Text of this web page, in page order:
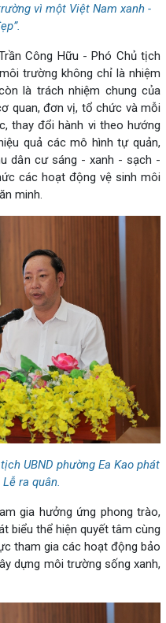
vì một Việt Nam xanh -
Công Hữu - Phó Chủ tịch
trường không chỉ là nhiệm
là trách nhiệm chung của
quan, đơn vị, tổ chức và mỗi
thay đổi hành vi theo hướng
quả các mô hình tự quản,
dân cư sáng - xanh - sạch -
các hoạt động vệ sinh môi
minh.
UBND phường Ea Kao phát
ra quân.
gia hưởng ứng phong trào,
biểu thể hiện quyết tâm cùng
tham gia các hoạt động bảo
dựng môi trường sống xanh,